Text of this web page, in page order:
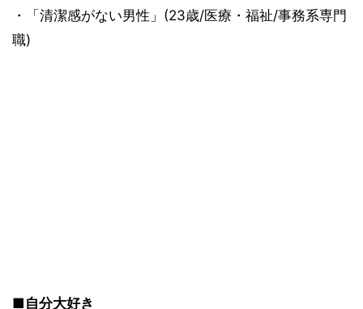
・「清潔感がない男性」(23歳/医療・福祉/事務系専門
職)
■自分大好き